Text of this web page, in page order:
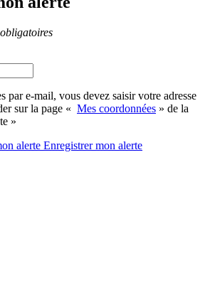
par e-mail, vous devez saisir votre adresse
sur la page « Mes coordonnées » de la
»
alerte Enregistrermon alerte